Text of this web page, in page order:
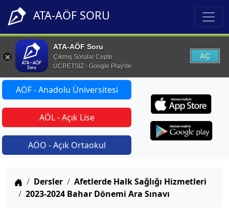
ATA-AÖF SORU
ATA-AÖF Soru
Çıkmış Sorular Cepte
ÜCRETSİZ - Google Play'de
AÇ
AÖF - Anadolu Üniversitesi
AÖL - Açık Lise
AÖO - Açık Ortaokul
Anasayfa
Dersler
Afetlerde Halk Sağlığı Hizmetleri
2023-2024 Bahar Dönemi Ara Sınavı